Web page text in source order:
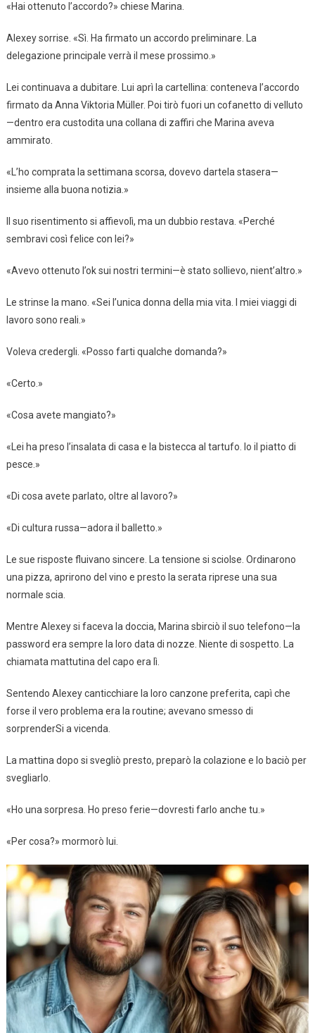
«Hai ottenuto l’accordo?» chiese Marina.
Alexey sorrise. «Sì. Ha firmato un accordo preliminare. La
delegazione principale verrà il mese prossimo.»
Lei continuava a dubitare. Lui aprì la cartellina: conteneva l’accordo
firmato da Anna Viktoria Müller. Poi tirò fuori un cofanetto di velluto
—dentro era custodita una collana di zaffiri che Marina aveva
ammirato.
«L’ho comprata la settimana scorsa, dovevo dartela stasera—
insieme alla buona notizia.»
Il suo risentimento si affievolì, ma un dubbio restava. «Perché
sembravi così felice con lei?»
«Avevo ottenuto l’ok sui nostri termini—è stato sollievo, nient’altro.»
Le strinse la mano. «Sei l’unica donna della mia vita. I miei viaggi di
lavoro sono reali.»
Voleva credergli. «Posso farti qualche domanda?»
«Certo.»
«Cosa avete mangiato?»
«Lei ha preso l’insalata di casa e la bistecca al tartufo. Io il piatto di
pesce.»
«Di cosa avete parlato, oltre al lavoro?»
«Di cultura russa—adora il balletto.»
Le sue risposte fluivano sincere. La tensione si sciolse. Ordinarono
una pizza, aprirono del vino e presto la serata riprese una sua
normale scia.
Mentre Alexey si faceva la doccia, Marina sbirciò il suo telefono—la
password era sempre la loro data di nozze. Niente di sospetto. La
chiamata mattutina del capo era lì.
Sentendo Alexey canticchiare la loro canzone preferita, capì che
forse il vero problema era la routine; avevano smesso di
sorprenderSi a vicenda.
La mattina dopo si svegliò presto, preparò la colazione e lo baciò per
svegliarlo.
«Ho una sorpresa. Ho preso ferie—dovresti farlo anche tu.»
«Per cosa?» mormorò lui.